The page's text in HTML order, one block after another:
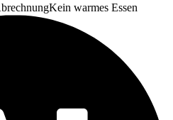
Kein warmes Essen